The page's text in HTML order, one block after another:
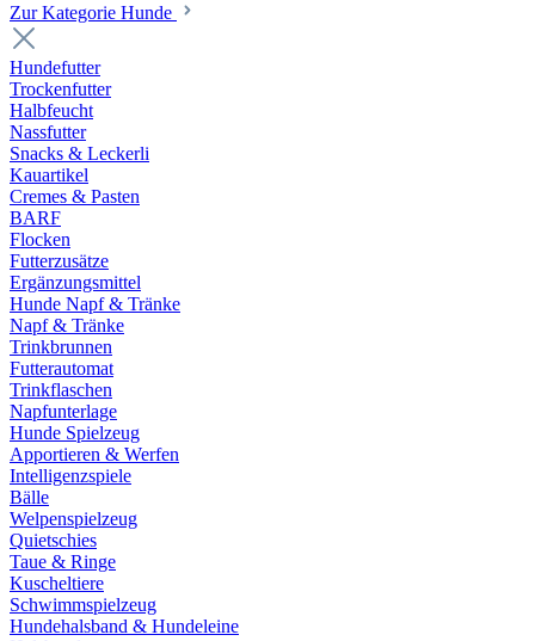
Zur Kategorie Hunde
Hundefutter
Trockenfutter
Halbfeucht
Nassfutter
Snacks & Leckerli
Kauartikel
Cremes & Pasten
BARF
Flocken
Futterzusätze
Ergänzungsmittel
Hunde Napf & Tränke
Napf & Tränke
Trinkbrunnen
Futterautomat
Trinkflaschen
Napfunterlage
Hunde Spielzeug
Apportieren & Werfen
Intelligenzspiele
Bälle
Welpenspielzeug
Quietschies
Taue & Ringe
Kuscheltiere
Schwimmspielzeug
Hundehalsband & Hundeleine